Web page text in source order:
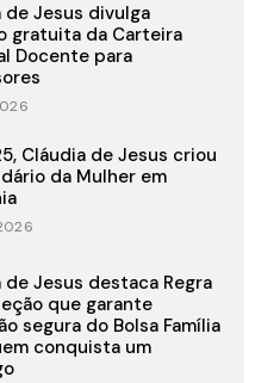
de Jesus divulga
gratuita da Carteira
Docente para
Cláudia de Jesus criou
da Mulher em
de Jesus destaca Regra
que garante
segura do Bolsa Família
conquista um